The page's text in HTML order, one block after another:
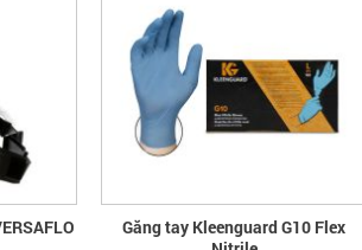
Găng tay Kleenguard G10 Flex